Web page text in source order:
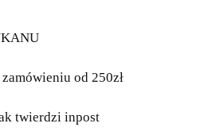
od 250zł
twierdzi inpost